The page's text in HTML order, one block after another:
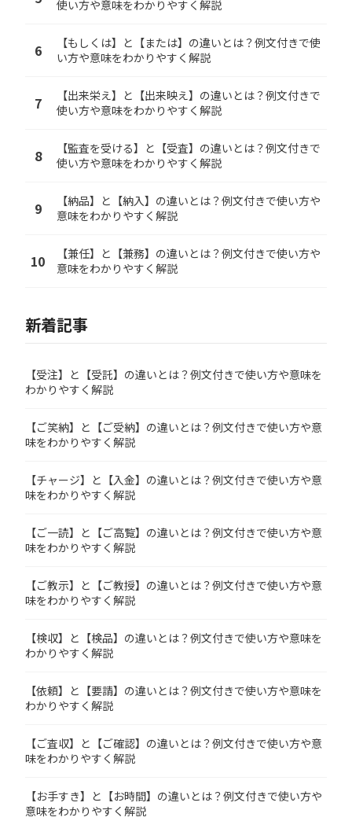
使い方や意味をわかりやすく解説
6
【もしくは】と【または】の違いとは？例文付きで使
い方や意味をわかりやすく解説
7
【出来栄え】と【出来映え】の違いとは？例文付きで
使い方や意味をわかりやすく解説
8
【監査を受ける】と【受査】の違いとは？例文付きで
使い方や意味をわかりやすく解説
9
【納品】と【納入】の違いとは？例文付きで使い方や
意味をわかりやすく解説
10
【兼任】と【兼務】の違いとは？例文付きで使い方や
意味をわかりやすく解説
新着記事
【受注】と【受託】の違いとは？例文付きで使い方や意味を
わかりやすく解説
【ご笑納】と【ご受納】の違いとは？例文付きで使い方や意
味をわかりやすく解説
【チャージ】と【入金】の違いとは？例文付きで使い方や意
味をわかりやすく解説
【ご一読】と【ご高覧】の違いとは？例文付きで使い方や意
味をわかりやすく解説
【ご教示】と【ご教授】の違いとは？例文付きで使い方や意
味をわかりやすく解説
【検収】と【検品】の違いとは？例文付きで使い方や意味を
わかりやすく解説
【依頼】と【要請】の違いとは？例文付きで使い方や意味を
わかりやすく解説
【ご査収】と【ご確認】の違いとは？例文付きで使い方や意
味をわかりやすく解説
【お手すき】と【お時間】の違いとは？例文付きで使い方や
意味をわかりやすく解説